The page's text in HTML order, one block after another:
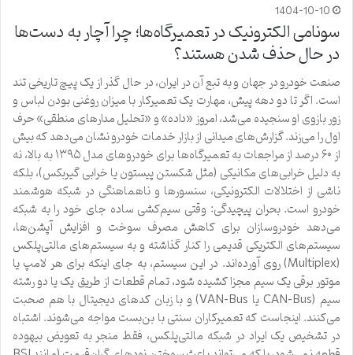
1404-10-10
سونامی الکترونیک در تعمیرگاه‌ها؛ چرا آچار به دست‌ها
در حال حذف شدن هستند؟
صنعت خودرو در جهان و به تبع آن در ایران، در حال گذر از یک پیچ تاریخی تند
است. اگر تا دو دهه پیش، مهارت یک تعمیرکار با میزان روغنی بودن لباس و
زور بازوی او سنجیده می‌شد، امروز «داده» و «تحلیل مدارهای منطقی» حرف
اول را می‌زند. گزارش‌های میدانی از بازار خدمات خودرو نشان می‌دهد که بیش
از ۶۰ درصد از مراجعات به تعمیرگاه‌ها برای خودروهای مدل ۱۳۹۵ به بالا، نه
به دلیل خرابی‌های مکانیکی (مثل شکستن پیستون یا خرابی گیربکس)، بلکه
ناشی از اختلالات الکترونیکی، سنسورها و ناهماهنگی در شبکه هوشمند
خودرو است. بحران پیچیدگی: وقتی سیم‌کشی ساده جای خود را به شبکه
می‌دهد خودروسازان برای کاهش مصرف سوخت و افزایش آپشن‌ها،
سیستم‌های الکتریکی قدیمی را کنار گذاشته و به سیستم‌های مالتی‌پلکس
(Multiplex) روی آورده‌اند. در این سیستم، به جای اینکه برای هر لامپ یا
موتور برقی یک سیم مجزا کشیده شود، تمام قطعات از طریق یک یا دو رشته
سیم (CAN-Bus یا VAN-Bus) و با زبان کدهای دیجیتال با هم صحبت
می‌کنند. اینجاست که تعمیرکاران سنتی با بن‌بست مواجه می‌شوند. اشتباه
در تشخیص یک ایراد در شبکه مالتی‌پلکس، فقط منجر به تعویض بیهوده